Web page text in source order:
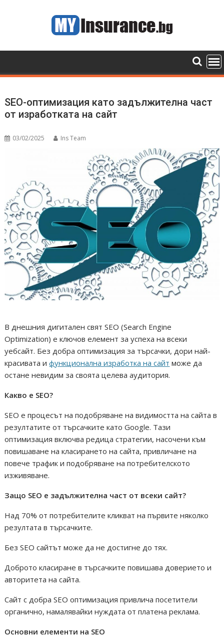
SEO-оптимизация като задължителна част
от изработката на сайт
03/02/2025 Ins Team
В днешния дигитален свят SEO (Search Engine
Optimization) е ключов елемент за успеха на всеки
уебсайт. Без добра оптимизация за търсачки, дори най-
красивата ифункционална изработка на сайт може да
остане невидим за своята целева аудитория.
Какво е SEO?
SEO е процесът на подобряване на видимостта на сайта в
резултатите от търсачките като Google. Тази
оптимизация включва редица стратегии, насочени към
повишаване на класирането на сайта, привличане на
повече трафик и подобряване на потребителското
изживяване.
Защо SEO е задължителна част от всеки сайт?
Над 70% от потребителите кликват на първите няколко
резултата в търсачките.
Без SEO сайтът може да не достигне до тях.
Доброто класиране в търсачките повишава доверието и
авторитета на сайта.
Сайт с добра SEO оптимизация привлича посетители
органично, намалявайки нуждата от платена реклама.
Основни елементи на SEO